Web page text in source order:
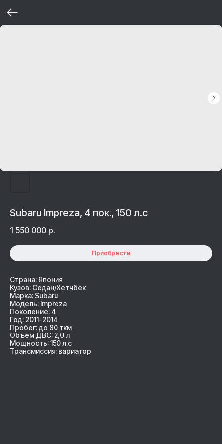
Subaru Impreza, 4 пок., 150 л.с
1 550 000 р.
Приобрести
Страна: Япония
Кузов: Седан/Хетчбек
Марка: Subaru
Модель: Impreza
Поколение: 4
Год: 2011-2014
Пробег: до 80 ткм
Объём ДВС: 2,0 л
Мощность: 150 л.с
Трансмиссия: вариатор